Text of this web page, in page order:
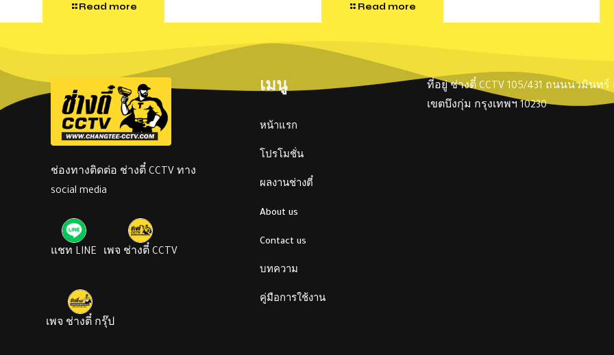
Read more Read more
ช่องทางติดต่อ ช่างตี๋ CCTV ทาง
social media
แชท LINE เพจ ช่างตี๋ CCTV
เพจ ช่างตี๋ กรุ๊ป
เมนู
หน้าแรก
โปรโมชั่น
ผลงานช่างตี๋
About us
Contact us
บทความ
คู่มือการใช้งาน
ที่อยู่ ช่างตี๋ CCTV 105/431 ถนนนวมินท
เขตบึงกุ่ม กรุงเทพฯ 10230